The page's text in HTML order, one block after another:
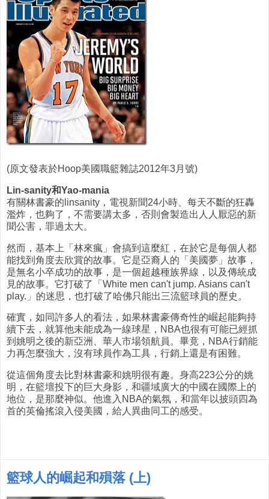
(原文發表於Hoop美國職籃雜誌2012年3月號)
Lin-sanity和Yao-mania
有關林書豪的linsanity，電視新聞24小時、每天不斷的狂轟
濫炸，也夠了，不需要講太多，否則會製造出人人厭惡的新
聞公害，罪過太大。
然而，基本上「林來瘋」會搞到這麼紅，在於它是每個人都
能找到角度去欣賞的故事。它是亞裔人的「美國夢」故事，
是無名小卒成功的故事，是一個超越種族界線，以及傳統成
見的故事。它打破了「White men can't jump. Asians can't
play.」的迷思，也打破了哈佛只能出三流籃球員的歷史。
確實，如同許多人的看法，如果林書豪傳奇性的崛起能夠持
續下去，就算他未能成為一線球星，NBA也很有可能已經抓
到姚明之後的新亞洲、華人市場領航員。畢竟，NBA行銷能
力再怎麼強大，沒有球員作為工具，行銷上還是有困難。
從這個角度去比對林書豪和姚明很有趣。身高223公分的姚
明，在籃壇投下的巨大身影，和疆域廣大的中國在國際上的
地位，是那麼神似。他進入NBA的氣氛，和當年以披頭四為
首的英倫搖滾入侵美國，給人異曲同工的感受。
籃球人的崛起和殞落 (上)